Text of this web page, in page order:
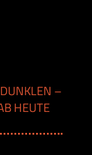
–
HEUTE